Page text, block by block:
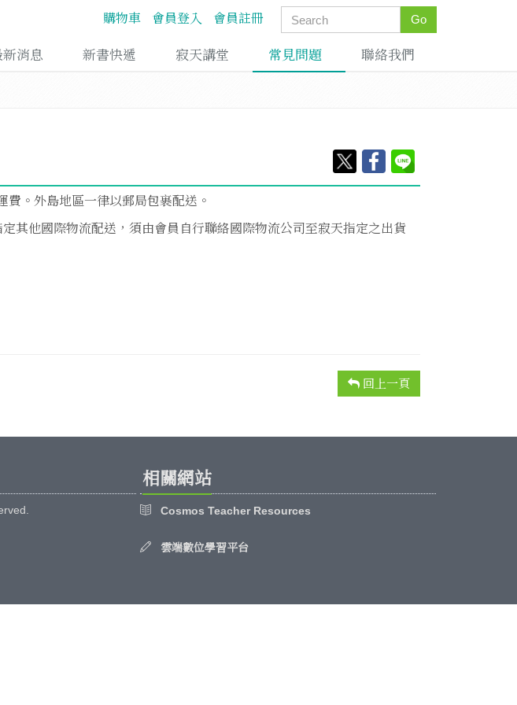
Go
購物車 會員登入 會員註冊
新消息 新書快遞 寂天講堂 常見問題 聯絡我們
。外島地區一律以郵局包裹配送。
其他國際物流配送，須由會員自行聯絡國際物流公司至寂天指定之出貨
回上一頁
相關網站
Cosmos Teacher Resources
雲端數位學習平台